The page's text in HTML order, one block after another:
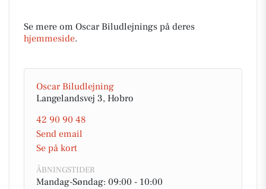
Se mere om Oscar Biludlejnings på deres
hjemmeside.
Oscar Biludlejning
Langelandsvej 3, Hobro
42 90 90 48
Send email
Se på kort
ÅBNINGSTIDER
Mandag-Søndag: 09:00 - 10:00